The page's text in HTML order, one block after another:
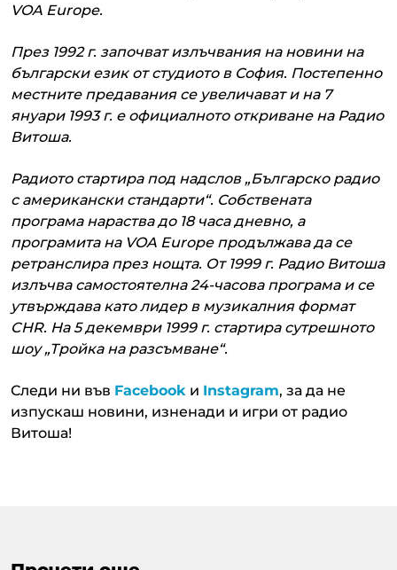
VOA Europe.
През 1992 г. започват излъчвания на новини на
български език от студиото в София. Постепенно
местните предавания се увеличават и на 7
януари 1993 г. е официалното откриване на Радио
Витоша.
Радиото стартира под надслов „Българско радио
с американски стандарти“. Собствената
програма нараства до 18 часа дневно, а
програмита на VOA Europe продължава да се
ретранслира през нощта. От 1999 г. Радио Витоша
излъчва самостоятелна 24-часова програма и се
утвърждава като лидер в музикалния формат
CHR. На 5 декември 1999 г. стартира сутрешното
шоу „Тройка на разсъмване“.
Следи ни във Facebook и Instagram, за да не
изпускаш новини, изненади и игри от радио
Витоша!